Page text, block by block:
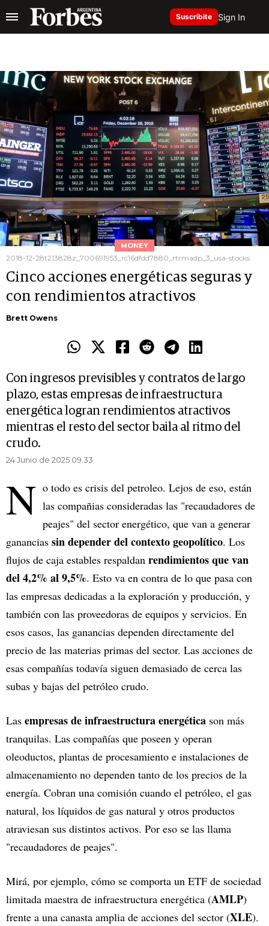
Suscribite Sign In
MONEY
2018-12-28t213828z_700691953_rc16dfdd7880_rtrmadp_3_usa-stocks
Cinco acciones energéticas seguras y
con rendimientos atractivos
Brett Owens
Con ingresos previsibles y contratos de largo
plazo, estas empresas de infraestructura
energética logran rendimientos atractivos
mientras el resto del sector baila al ritmo del
crudo.
24 Junio de 2025 09.33
N o todo es crisis del petroleo. Lejos de eso, están
las compañias consideradas las "recaudadores de
peajes" del sector energético, que van a generar
ganancias sin depender del contexto geopolítico. Los
flujos de caja estables respaldan rendimientos que van
del 4,2% al 9,5%. Esto va en contra de lo que pasa con
las empresas dedicadas a la exploración y producción, y
también con las proveedoras de equipos y servicios. En
esos casos, las ganancias dependen directamente del
precio de las materias primas del sector. Las acciones de
esas compañías todavía siguen demasiado de cerca las
subas y bajas del petróleo crudo.
Las empresas de infraestructura energética son más
tranquilas. Las compañías que poseen y operan
oleoductos, plantas de procesamiento e instalaciones de
almacenamiento no dependen tanto de los precios de la
energía. Cobran una comisión cuando el petróleo, el gas
natural, los líquidos de gas natural y otros productos
atraviesan sus distintos activos. Por eso se las llama
"recaudadores de peajes".
Mirá, por ejemplo, cómo se comporta un ETF de sociedad
limitada maestra de infraestructura energética (AMLP)
frente a una canasta amplia de acciones del sector (XLE).